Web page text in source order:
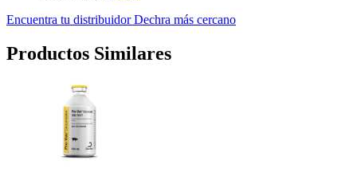
Encuentra tu distribuidor Dechra más cercano
Productos Similares